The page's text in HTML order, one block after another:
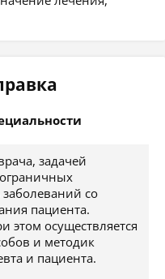
задачей
заболеваний со
пациента.
этом осуществляется
и методик
и пациента.